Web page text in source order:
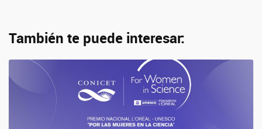
También te puede interesar: